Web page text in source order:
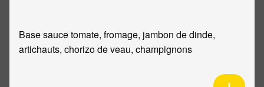
Base sauce tomate, fromage, jambon de dinde,
artichauts, chorizo de veau, champignons